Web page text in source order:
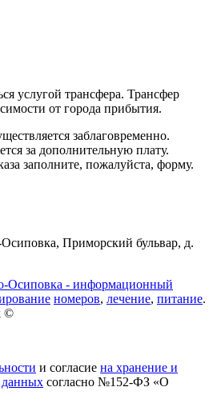
услугой трансфера. Трансфер
от города прибытия.
заблаговременно.
за дополнительную плату.
заполните, пожалуйста, форму.
, Приморский бульвар, д.
Осиповка - информационный
номеров, лечение, питание.
©
и согласие на хранение и
данных согласно №152-ФЗ «О